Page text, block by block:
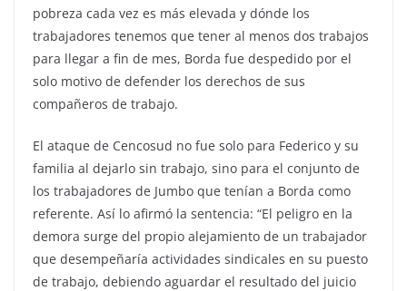
pobreza cada vez es más elevada y dónde los
trabajadores tenemos que tener al menos dos trabajos
para llegar a fin de mes, Borda fue despedido por el
solo motivo de defender los derechos de sus
compañeros de trabajo.
El ataque de Cencosud no fue solo para Federico y su
familia al dejarlo sin trabajo, sino para el conjunto de
los trabajadores de Jumbo que tenían a Borda como
referente. Así lo afirmó la sentencia: “El peligro en la
demora surge del propio alejamiento de un trabajador
que desempeñaría actividades sindicales en su puesto
de trabajo, debiendo aguardar el resultado del juicio